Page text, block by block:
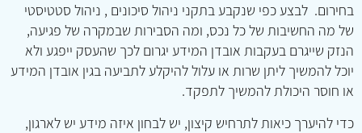
בחירום. לבצע כפי שנקבע בתקני ניהול סיכונים , ניהול סטטיסטי
של מה החשיבות של כל נכס, ומה הסבירות שבמקרה של פגיעה,
הנזק שייגרם בעקבות אובדן המידע יגרום לכך שהעסק ייפגע ולא
יוכל להמשיך ליתן שרות או עלול להיקלע לתביעה בגין אובדן המידע
או חוסר היכולת להמשיך לתפקד.
כדי להיערך כיאות לתרחיש קיצון, יש לבחון איזה מידע יש לארגון,